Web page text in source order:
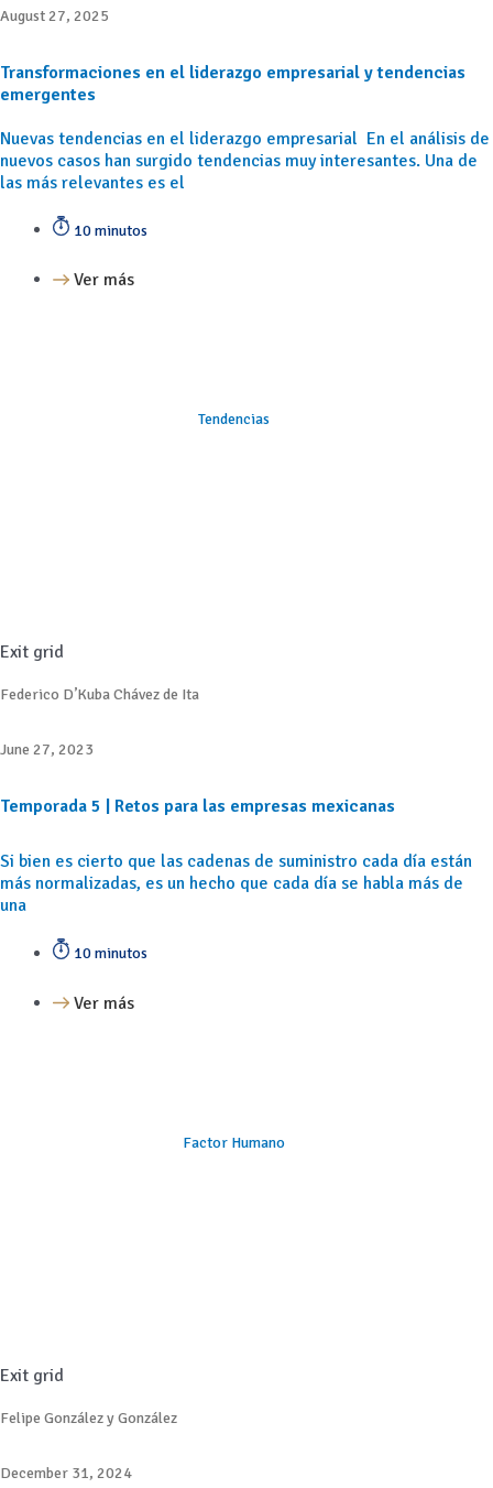
August 27, 2025
Transformaciones en el liderazgo empresarial y tendencias
emergentes
Nuevas tendencias en el liderazgo empresarial En el análisis de
nuevos casos han surgido tendencias muy interesantes. Una de
las más relevantes es el
10 minutos
Ver más
Tendencias
Exit grid
Federico D’Kuba Chávez de Ita
June 27, 2023
Temporada 5 | Retos para las empresas mexicanas
Si bien es cierto que las cadenas de suministro cada día están
más normalizadas, es un hecho que cada día se habla más de
una
10 minutos
Ver más
Factor Humano
Exit grid
Felipe González y González
December 31, 2024